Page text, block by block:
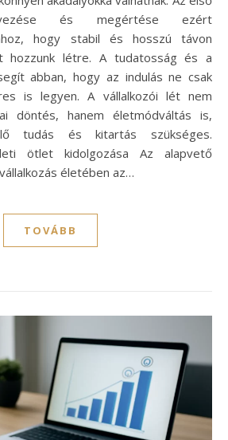
és megértése ezért
hogy stabil és hosszú távon
hozzunk létre. A tudatosság és a
abban, hogy az indulás ne csak
is legyen. A vállalkozói lét nem
döntés, hanem életmódváltás is,
tudás és kitartás szükséges.
ötlet kidolgozása Az alapvető
életében az…
TOVÁBB